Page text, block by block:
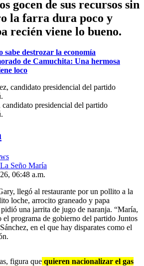
gocen de sus recursos sin
la farra dura poco y
recién viene lo bueno.
sabe destrozar la economía
de Camuchita: Una hermosa
loco
candidato presidencial del partido
La Seño María
06:48 a.m.
llegó al restaurante por un pollito a la
loche, arrocito graneado y papa
una jarrita de jugo de naranja. “María,
programa de gobierno del partido Juntos
en el que hay disparates como el
figura que quieren nacionalizar el gas